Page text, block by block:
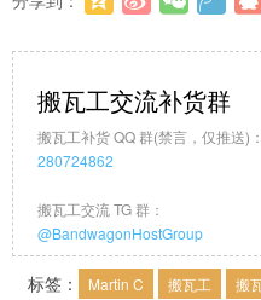
搬瓦工交流补货群
搬瓦工补货 QQ 群(禁言，仅推送)：
280724862
搬瓦工交流 TG 群：
@BandwagonHostGroup
标签： Martin C 搬瓦工 搬